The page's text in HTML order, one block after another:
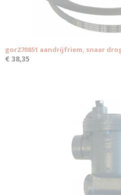
gor270851 aandrijfriem, snaar
€ 38,35